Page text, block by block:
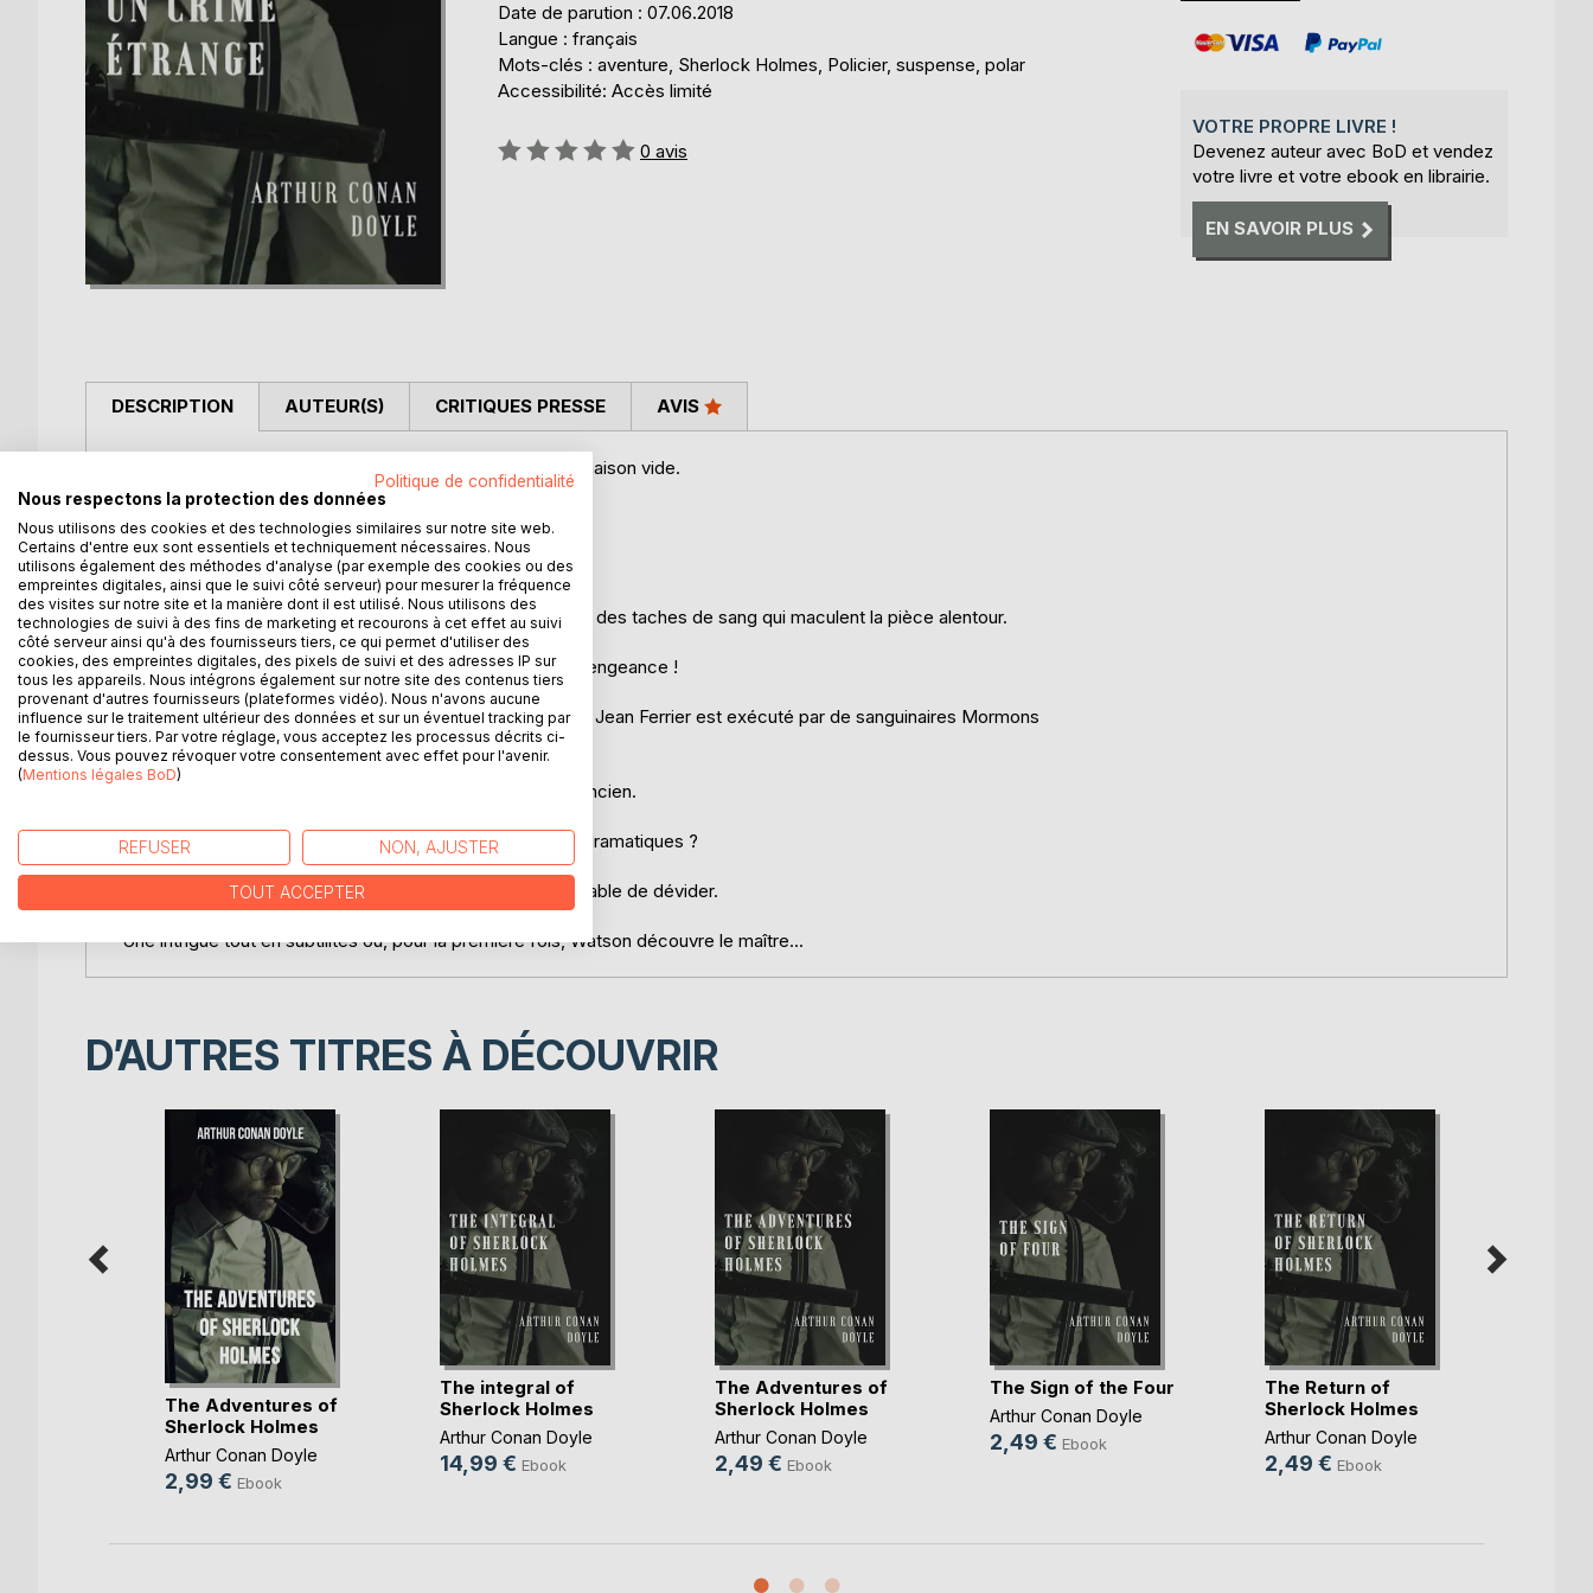
Date de parution : 07.06.2018
Langue : français
Mots-clés : aventure, Sherlock Holmes, Policier, suspense, polar
Accessibilité: Accès limité
Évaluation:
0 avis
VOTRE PROPRE LIVRE !
Devenez auteur avec BoD et vendez
votre livre et votre ebook en librairie.
EN SAVOIR PLUS
DESCRIPTION
Au n°3 de Lauriston Garden, près de Londres, dans une maison vide.
Un homme est trouvé mort.
Assassiné ?
Aucune blessure apparente ne permet de le dire, en dépit des taches de sang qui maculent la pièce alentour.
Sur le mur, griffonnée à la hâte, une inscription : Rache ! Vengeance !
Vingt ans plus tôt, en 1860, dans les gorges de la Nevada, Jean Ferrier est exécuté par de sanguinaires Mormons
chargés de faire respecter la loi du prophète.
Sa fille, Lucie, est séquestrée dans le harem du fils de l'Ancien.
Quel lien entre ces deux événements aussi insolites que dramatiques ?
Un fil ténu, un fil rouge que seul Sherlock Holmes est capable de dévider.
Une intrigue tout en subtilités où, pour la première fois, Watson découvre le maître...
AUTEUR(S) CRITIQUES PRESSE AVIS
D’AUTRES TITRES À DÉCOUVRIR
The Adventures of
Sherlock Holmes
Arthur Conan Doyle
2,99 € Ebook
The integral of
Sherlock Holmes
Arthur Conan Doyle
14,99 € Ebook
The Adventures of
Sherlock Holmes
Arthur Conan Doyle
2,49 € Ebook
The Sign of the Four
Arthur Conan Doyle
2,49 € Ebook
The Return of
Sherlock Holmes
Arthur Conan Doyle
2,49 € Ebook
Politique de confidentialité
Nous respectons la protection des données
Nous utilisons des cookies et des technologies similaires sur notre site web.
Certains d'entre eux sont essentiels et techniquement nécessaires. Nous
utilisons également des méthodes d'analyse (par exemple des cookies ou des
empreintes digitales, ainsi que le suivi côté serveur) pour mesurer la fréquence
des visites sur notre site et la manière dont il est utilisé. Nous utilisons des
technologies de suivi à des fins de marketing et recourons à cet effet au suivi
côté serveur ainsi qu'à des fournisseurs tiers, ce qui permet d'utiliser des
cookies, des empreintes digitales, des pixels de suivi et des adresses IP sur
tous les appareils. Nous intégrons également sur notre site des contenus tiers
provenant d'autres fournisseurs (plateformes vidéo). Nous n'avons aucune
influence sur le traitement ultérieur des données et sur un éventuel tracking par
le fournisseur tiers. Par votre réglage, vous acceptez les processus décrits ci-
dessus. Vous pouvez révoquer votre consentement avec effet pour l'avenir.
(Mentions légales BoD)
REFUSER NON, AJUSTER
TOUT ACCEPTER